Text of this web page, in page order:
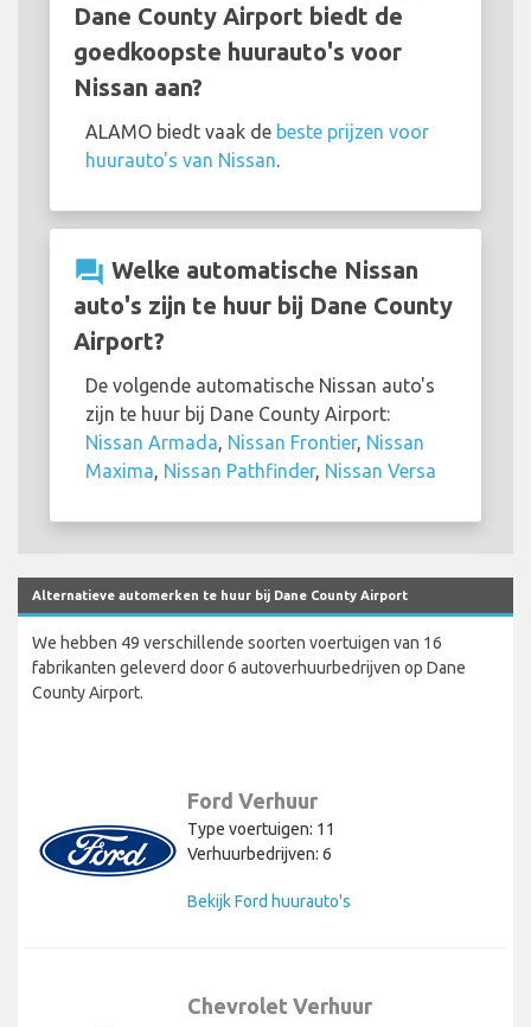
Dane County Airport biedt de
goedkoopste huurauto's voor
Nissan aan?
ALAMO biedt vaak de beste prijzen voor
huurauto's van Nissan.
question_answer Welke automatische Nissan
auto's zijn te huur bij Dane County
Airport?
De volgende automatische Nissan auto's
zijn te huur bij Dane County Airport:
Nissan Armada, Nissan Frontier, Nissan
Maxima, Nissan Pathfinder, Nissan Versa
Alternatieve automerken te huur bij Dane County Airport
We hebben 49 verschillende soorten voertuigen van 16
fabrikanten geleverd door 6 autoverhuurbedrijven op Dane
County Airport.
Ford Verhuur
Type voertuigen: 11
Verhuurbedrijven: 6
Bekijk Ford huurauto's
Chevrolet Verhuur